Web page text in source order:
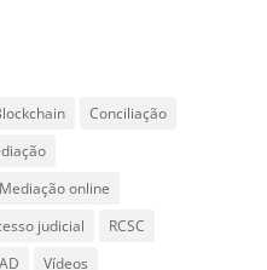
Conciliação
Mediação online
judicial
RCSC
Vídeos